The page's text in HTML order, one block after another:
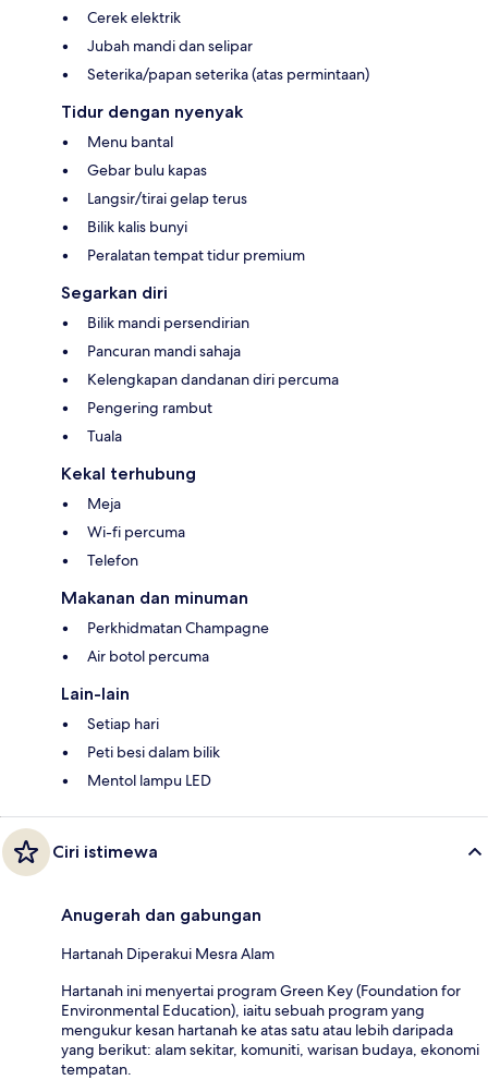
Cerek elektrik
Jubah mandi dan selipar
Seterika/papan seterika (atas permintaan)
Tidur dengan nyenyak
Menu bantal
Gebar bulu kapas
Langsir/tirai gelap terus
Bilik kalis bunyi
Peralatan tempat tidur premium
Segarkan diri
Bilik mandi persendirian
Pancuran mandi sahaja
Kelengkapan dandanan diri percuma
Pengering rambut
Tuala
Kekal terhubung
Meja
Wi-fi percuma
Telefon
Makanan dan minuman
Perkhidmatan Champagne
Air botol percuma
Lain-lain
Setiap hari
Peti besi dalam bilik
Mentol lampu LED
Ciri istimewa
Anugerah dan gabungan
Hartanah Diperakui Mesra Alam
Hartanah ini menyertai program Green Key (Foundation for
Environmental Education), iaitu sebuah program yang
mengukur kesan hartanah ke atas satu atau lebih daripada
yang berikut: alam sekitar, komuniti, warisan budaya, ekonomi
tempatan.